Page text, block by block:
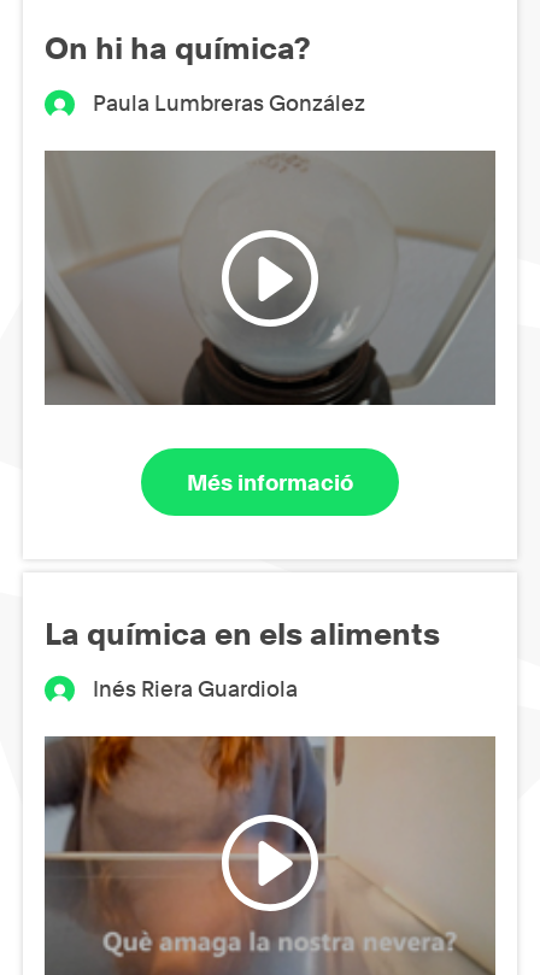
On hi ha química?
Paula Lumbreras González
Més informació
La química en els aliments
Inés Riera Guardiola